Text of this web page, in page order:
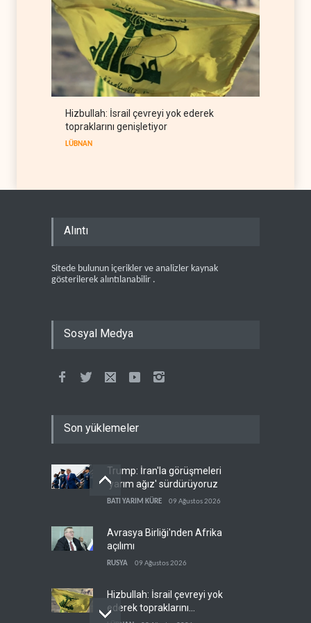
Hizbullah: İsrail çevreyi yok ederek
topraklarını genişletiyor
LÜBNAN
Alıntı
Sitede bulunun içerikler ve analizler kaynak
gösterilerek alıntılanabilir .
Sosyal Medya
Son yüklemeler
Trump: İran'la görüşmeleri
'yarım ağız' sürdürüyoruz
BATI YARIM KÜRE 09 Ağustos 2026
Avrasya Birliği'nden Afrika
açılımı
RUSYA 09 Ağustos 2026
Hizbullah: İsrail çevreyi yok
ederek topraklarını